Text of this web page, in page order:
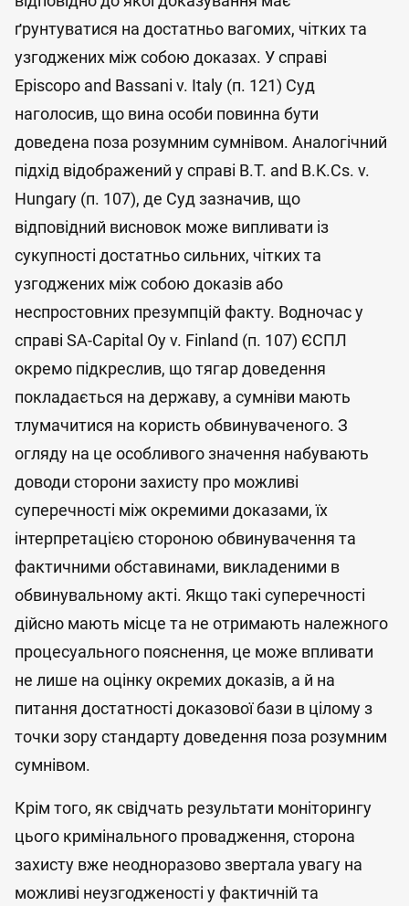
ґрунтуватися на достатньо вагомих, чітких та
узгоджених між собою доказах. У справі
Episcopo and Bassani v. Italy (п. 121) Суд
наголосив, що вина особи повинна бути
доведена поза розумним сумнівом. Аналогічний
підхід відображений у справі B.T. and B.K.Cs. v.
Hungary (п. 107), де Суд зазначив, що
відповідний висновок може випливати із
сукупності достатньо сильних, чітких та
узгоджених між собою доказів або
неспростовних презумпцій факту. Водночас у
справі SA-Capital Oy v. Finland (п. 107) ЄСПЛ
окремо підкреслив, що тягар доведення
покладається на державу, а сумніви мають
тлумачитися на користь обвинуваченого. З
огляду на це особливого значення набувають
доводи сторони захисту про можливі
суперечності між окремими доказами, їх
інтерпретацією стороною обвинувачення та
фактичними обставинами, викладеними в
обвинувальному акті. Якщо такі суперечності
дійсно мають місце та не отримають належного
процесуального пояснення, це може впливати
не лише на оцінку окремих доказів, а й на
питання достатності доказової бази в цілому з
точки зору стандарту доведення поза розумним
сумнівом.
Крім того, як свідчать результати моніторингу
цього кримінального провадження, сторона
захисту вже неодноразово звертала увагу на
можливі неузгодженості у фактичній та